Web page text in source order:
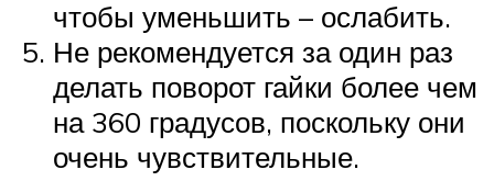
чтобы уменьшить – ослабить.
Не рекомендуется за один раз
делать поворот гайки более чем
на 360 градусов, поскольку они
очень чувствительные.